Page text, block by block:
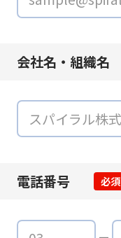
会社名・組織名
電話番号 必須